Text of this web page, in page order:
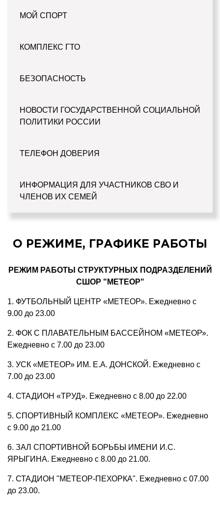
МОЙ СПОРТ
КОМПЛЕКС ГТО
БЕЗОПАСНОСТЬ
НОВОСТИ ГОСУДАРСТВЕННОЙ СОЦИАЛЬНОЙ
ПОЛИТИКИ РОССИИ
ТЕЛЕФОН ДОВЕРИЯ
ИНФОРМАЦИЯ ДЛЯ УЧАСТНИКОВ СВО И
ЧЛЕНОВ ИХ СЕМЕЙ
О РЕЖИМЕ, ГРАФИКЕ РАБОТЫ
РЕЖИМ РАБОТЫ СТРУКТУРНЫХ ПОДРАЗДЕЛЕНИЙ
СШОР "МЕТЕОР"
1. ФУТБОЛЬНЫЙ ЦЕНТР «МЕТЕОР». Ежедневно с
9.00 до 23.00
2. ФОК С ПЛАВАТЕЛЬНЫМ БАССЕЙНОМ «МЕТЕОР».
Ежедневно с 7.00 до 23.00
3. УСК «МЕТЕОР» ИМ. Е.А. ДОНСКОЙ. Ежедневно с
7.00 до 23.00
4. СТАДИОН «ТРУД». Ежедневно с 8.00 до 22.00
5. СПОРТИВНЫЙ КОМПЛЕКС «МЕТЕОР». Ежедневно
с 9.00 до 21.00
6. ЗАЛ СПОРТИВНОЙ БОРЬБЫ ИМЕНИ И.С.
ЯРЫГИНА. Ежедневно с 8.00 до 21.00.
7. СТАДИОН "МЕТЕОР-ПЕХОРКА". Ежедневно с 07.00
до 23.00.